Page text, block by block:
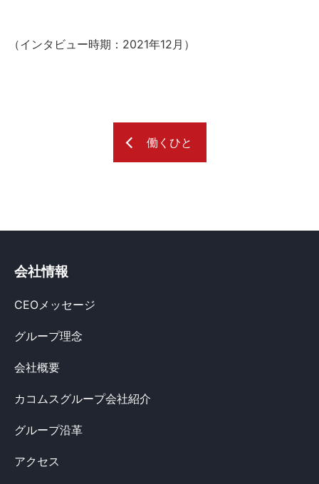
（インタビュー時期：2021年12月）
働くひと
会社情報
CEOメッセージ
グループ理念
会社概要
カコムスグループ会社紹介
グループ沿革
アクセス